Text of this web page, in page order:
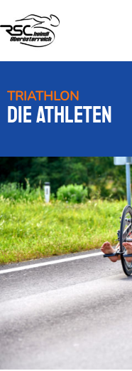
TRIATHLON
Die Athleten